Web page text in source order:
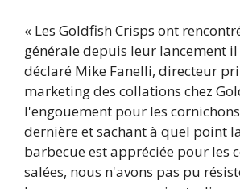
« Les Goldfish Crisps ont
générale depuis leur lancement il
déclaré Mike Fanelli, directeur
marketing des collations chez
l'engouement pour les
dernière et sachant à quel point
barbecue est appréciée pour les
salées, nous n'avons pas pu